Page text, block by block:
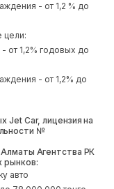
- от 1,2 % до
цели:
от 1,2% годовых до
- от 1,2% до
Jet Car, лицензия на
№
Агентства РК
рынков:
авто